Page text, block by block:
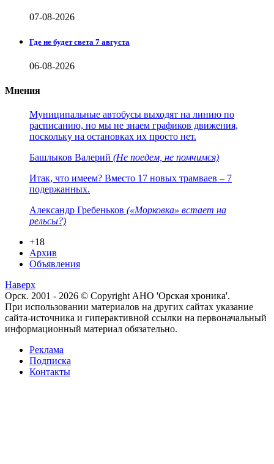
07-08-2026
Где не будет света 7 августа
06-08-2026
Мнения
Муниципальные автобусы выходят на линию по
расписанию, но мы не знаем графиков движения,
поскольку на остановках их просто нет.
Башлыков Валерий (Не поедем, не помчимся)
Итак, что имеем? Вместо 17 новых трамваев – 7
подержанных.
Александр Гребеньков («Морковка» встает на
рельсы?)
+18
Архив
Объявления
Наверх
Орск. 2001 - 2026 © Copyright АНО 'Орская хроника'.
При использовании материалов на других сайтах указание
сайта-источника и гиперактивной ссылки на первоначальный
информационный материал обязательно.
Реклама
Подписка
Контакты